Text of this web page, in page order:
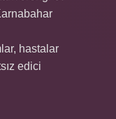
hastalar
edici